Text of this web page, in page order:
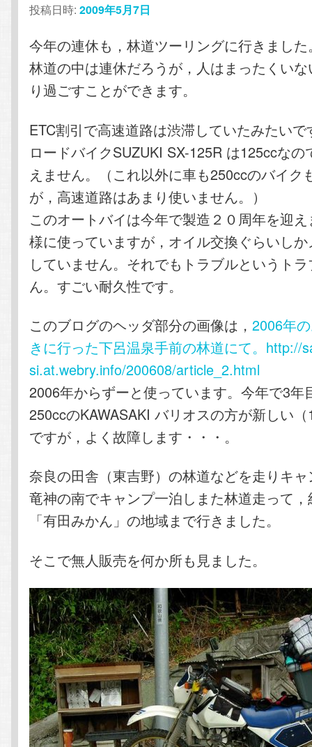
投稿日時:2009年5月7日
今年の連休も，林道ツーリングに行きました
林道の中は連休だろうが，人はまったくい
り過ごすことができます。
ETC割引で高速道路は渋滞していたみたい
ロードバイクSUZUKI SX-125R は125ccなの
えません。（これ以外に車も250ccのバイク
が，高速道路はあまり使いません。）
このオートバイは今年で製造２０周年を迎
様に使っていますが，オイル交換ぐらいし
していません。それでもトラブルというト
ん。すごい耐久性です。
このブログのヘッダ部分の画像は，2006年
きに行った下呂温泉手前の林道にて。http://
si.at.webry.info/200608/article_2.html
2006年からずーと使っています。今年で3年
250ccのKAWASAKI バリオスの方が新しい
ですが，よく故障します・・・。
奈良の田舎（東吉野）の林道などを走りキ
竜神の南でキャンプ一泊しまた林道走って
「有田みかん」の地域まで行きました。
そこで無人販売を何か所も見ました。